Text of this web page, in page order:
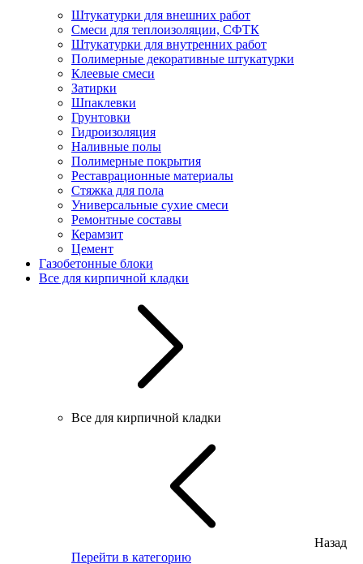
Штукатурки для внешних работ
Смеси для теплоизоляции, СФТК
Штукатурки для внутренних работ
Полимерные декоративные штукатурки
Клеевые смеси
Затирки
Шпаклевки
Грунтовки
Гидроизоляция
Наливные полы
Полимерные покрытия
Реставрационные материалы
Стяжка для пола
Универсальные сухие смеси
Ремонтные составы
Керамзит
Цемент
Газобетонные блоки
Все для кирпичной кладки
Все для кирпичной кладки
Назад
Перейти в категорию